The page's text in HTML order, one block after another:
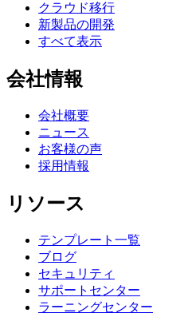
クラウド移行
新製品の開発
すべて表示
会社情報
会社概要
ニュース
お客様の声
採用情報
リソース
テンプレート一覧
ブログ
セキュリティ
サポートセンター
ラーニングセンター